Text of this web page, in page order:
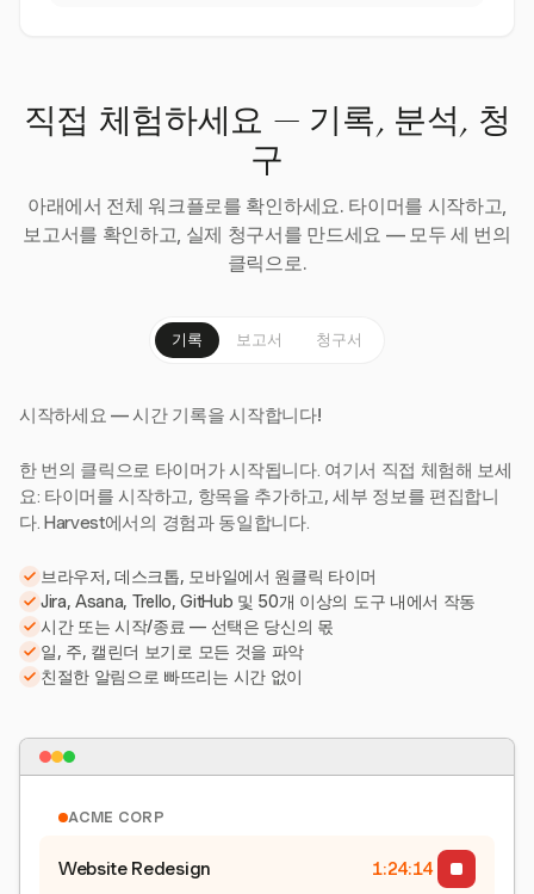
직접 체험하세요 — 기록, 분석, 청
구
아래에서 전체 워크플로를 확인하세요. 타이머를 시작하고,
보고서를 확인하고, 실제 청구서를 만드세요 — 모두 세 번의
클릭으로.
기록 보고서 청구서
시작하세요 — 시간 기록을 시작합니다!
한 번의 클릭으로 타이머가 시작됩니다. 여기서 직접 체험해 보세
요: 타이머를 시작하고, 항목을 추가하고, 세부 정보를 편집합니
다. Harvest에서의 경험과 동일합니다.
브라우저, 데스크톱, 모바일에서 원클릭 타이머
Jira, Asana, Trello, GitHub 및 50개 이상의 도구 내에서 작동
시간 또는 시작/종료 — 선택은 당신의 몫
일, 주, 캘린더 보기로 모든 것을 파악
친절한 알림으로 빠뜨리는 시간 없이
ACME CORP
Website Redesign 1:24:15